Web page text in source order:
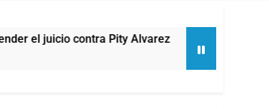
contra Pity Alvarez